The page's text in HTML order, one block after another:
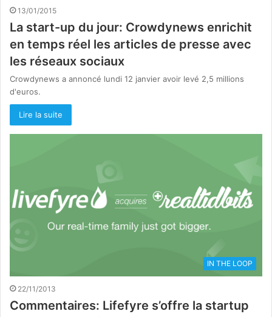
13/01/2015
La start-up du jour: Crowdynews enrichit
en temps réel les articles de presse avec
les réseaux sociaux
Crowdynews a annoncé lundi 12 janvier avoir levé 2,5 millions
d'euros.
Lire la suite
IN THE LOOP
22/11/2013
Commentaires: Lifefyre s’offre la startup